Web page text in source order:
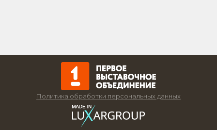
Политика обработки персональных данных